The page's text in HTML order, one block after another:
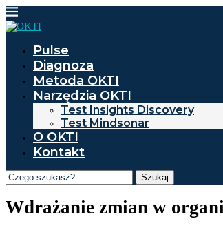
Pulse
Diagnoza
Metoda OKTI
Narzędzia OKTI
Test Insights Discovery
Test Mindsonar
O OKTI
Kontakt
Szukaj
Wdrażanie zmian w